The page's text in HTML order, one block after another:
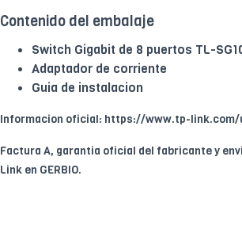
Contenido del embalaje
Switch Gigabit de 8 puertos TL-
Adaptador de corriente
Guia de instalacion
Informacion oficial: https://www.tp-
Factura A, garantia oficial del fabricante y
Link en GERBIO.